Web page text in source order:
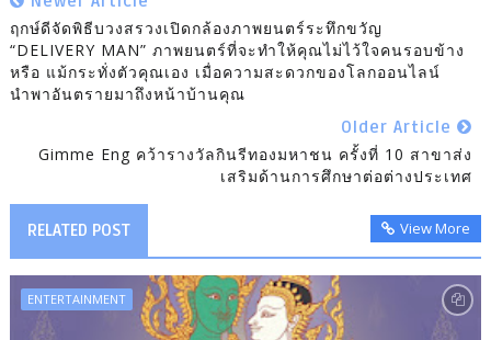
ฤกษ์ดีจัดพิธีบวงสรวงเปิดกล้องภาพยนตร์ระทึกขวัญ
“DELIVERY MAN” ภาพยนตร์ที่จะทำให้คุณไม่ไว้ใจคนรอบข้าง
หรือ แม้กระทั่งตัวคุณเอง เมื่อความสะดวกของโลกออนไลน์
นำพาอันตรายมาถึงหน้าบ้านคุณ
Older Article
Gimme Eng คว้ารางวัลกินรีทองมหาชน ครั้งที่ 10 สาขาส่ง
เสริมด้านการศึกษาต่อต่างประเทศ
RELATED POST View More
ENTERTAINMENT